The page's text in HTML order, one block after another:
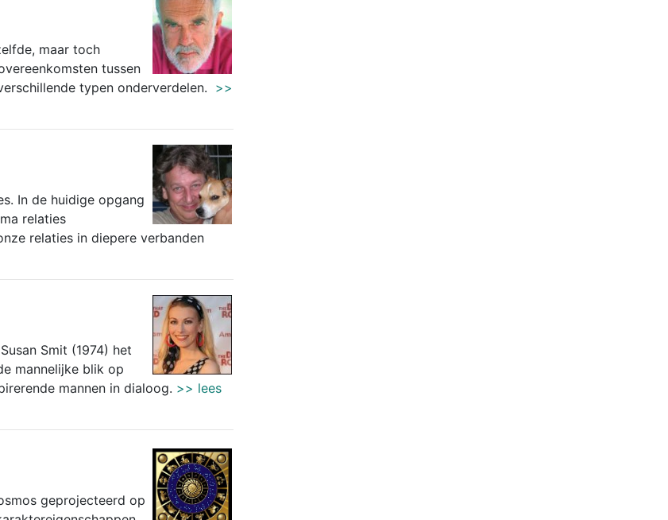
maar toch
tussen
typen onderverdelen. >>
In de huidige opgang
relaties
relaties in diepere verbanden
Smit (1974) het
mannelijke blik op
mannen in dialoog. >> lees
geprojecteerd op